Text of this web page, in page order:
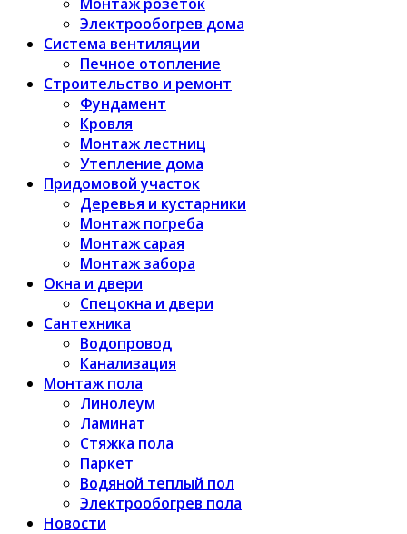
Электрообогрев дома
Система вентиляции
Печное отопление
Строительство и ремонт
Фундамент
Кровля
Монтаж лестниц
Утепление дома
Придомовой участок
Деревья и кустарники
Монтаж погреба
Монтаж сарая
Монтаж забора
Окна и двери
Спецокна и двери
Сантехника
Водопровод
Канализация
Монтаж пола
Линолеум
Ламинат
Стяжка пола
Паркет
Водяной теплый пол
Электрообогрев пола
Новости